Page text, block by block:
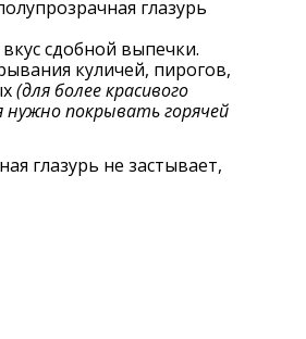
глазурь
сдобной выпечки.
куличей, пирогов,
(для более красивого
нужно покрывать горячей
глазурь не застывает,